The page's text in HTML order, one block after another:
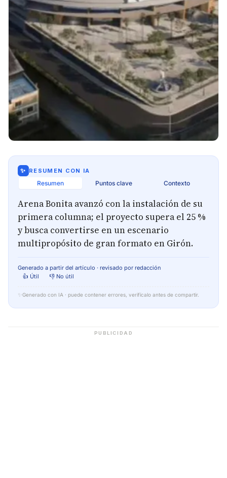
✨ RESUMEN CON IA
Resumen Puntos clave Contexto
Arena Bonita avanzó con la instalación de su
primera columna; el proyecto supera el 25 %
y busca convertirse en un escenario
multipropósito de gran formato en Girón.
Generado a partir del artículo · revisado por redacción
👍 Útil
👎 No útil
✨ Generado con IA · puede contener errores, verifícalo antes de compartir.
PUBLICIDAD